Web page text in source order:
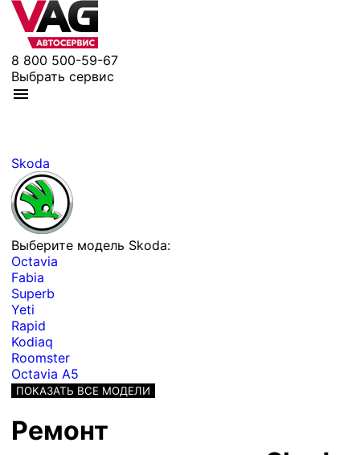
8 800 500-59-67
Выбрать сервис
Skoda
Выберите модель Skoda:
Octavia
Fabia
Superb
Yeti
Rapid
Kodiaq
Roomster
Octavia A5
ПОКАЗАТЬ ВСЕ МОДЕЛИ
Ремонт